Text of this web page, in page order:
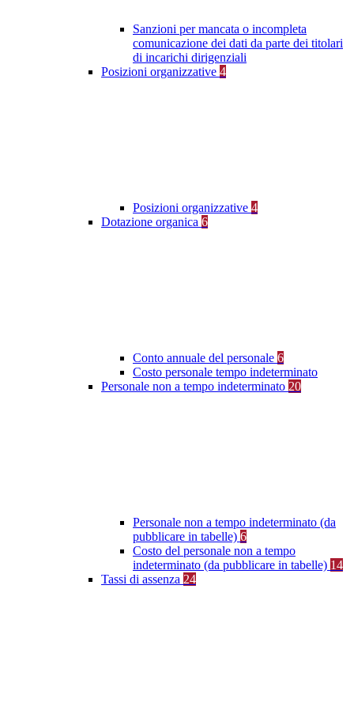
Sanzioni per mancata o incompleta
comunicazione dei dati da parte dei titolari
di incarichi dirigenziali
Posizioni organizzative 4
Posizioni organizzative 4
Dotazione organica 6
Conto annuale del personale 6
Costo personale tempo indeterminato
Personale non a tempo indeterminato 20
Personale non a tempo indeterminato (da
pubblicare in tabelle) 6
Costo del personale non a tempo
indeterminato (da pubblicare in tabelle) 14
Tassi di assenza 24